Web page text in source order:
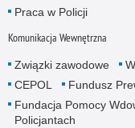
Praca w Policji
Komunikacja Wewnętrzna
Związki zawodowe
CEPOL
Fundusz
Fundacja Pomocy
Policjantach